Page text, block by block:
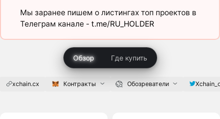
Мы заранее пишем о листингах топ проектов в
Телеграм канале - t.me/RU_HOLDER
Обзор Где купить
xchain.cx Контракты Обозреватели